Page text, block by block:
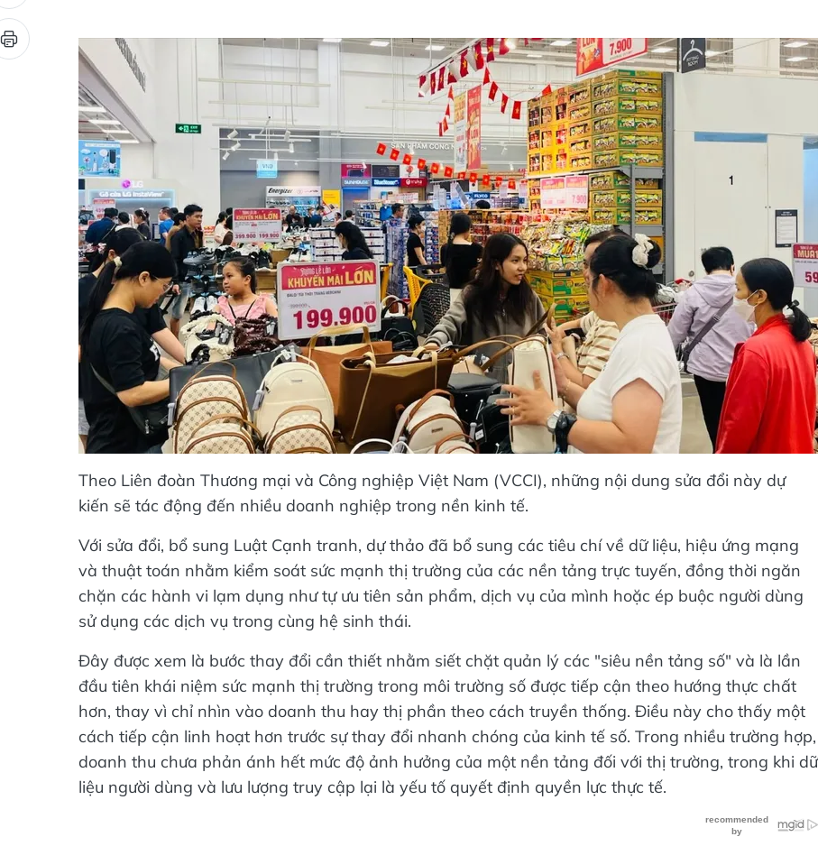
Theo Liên đoàn Thương mại và Công nghiệp Việt Nam (VCCI), những nội dung sửa đổi này dự
kiến sẽ tác động đến nhiều doanh nghiệp trong nền kinh tế.
Với sửa đổi, bổ sung Luật Cạnh tranh, dự thảo đã bổ sung các tiêu chí về dữ liệu, hiệu ứng mạng
và thuật toán nhằm kiểm soát sức mạnh thị trường của các nền tảng trực tuyến, đồng thời ngăn
chặn các hành vi lạm dụng như tự ưu tiên sản phẩm, dịch vụ của mình hoặc ép buộc người dùng
sử dụng các dịch vụ trong cùng hệ sinh thái.
Đây được xem là bước thay đổi cần thiết nhằm siết chặt quản lý các "siêu nền tảng số" và là lần
đầu tiên khái niệm sức mạnh thị trường trong môi trường số được tiếp cận theo hướng thực chất
hơn, thay vì chỉ nhìn vào doanh thu hay thị phần theo cách truyền thống. Điều này cho thấy một
cách tiếp cận linh hoạt hơn trước sự thay đổi nhanh chóng của kinh tế số. Trong nhiều trường hợp,
doanh thu chưa phản ánh hết mức độ ảnh hưởng của một nền tảng đối với thị trường, trong khi dữ
liệu người dùng và lưu lượng truy cập lại là yếu tố quyết định quyền lực thực tế.